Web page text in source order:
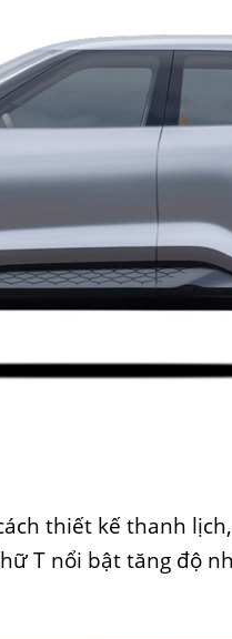
thiết kế thanh
T nổi bật tăng độ